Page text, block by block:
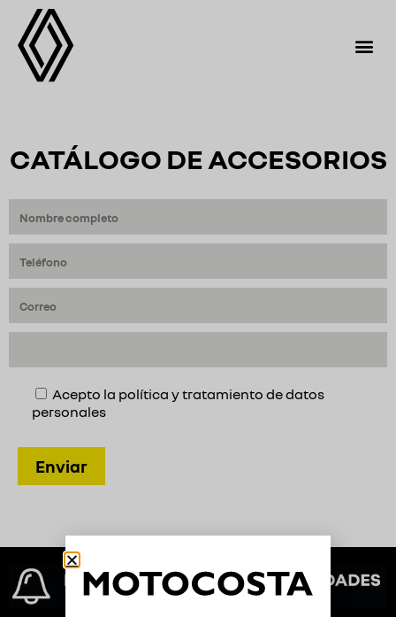
CATÁLOGO DE ACCESORIOS
Acepto la política y tratamiento de datos
personales